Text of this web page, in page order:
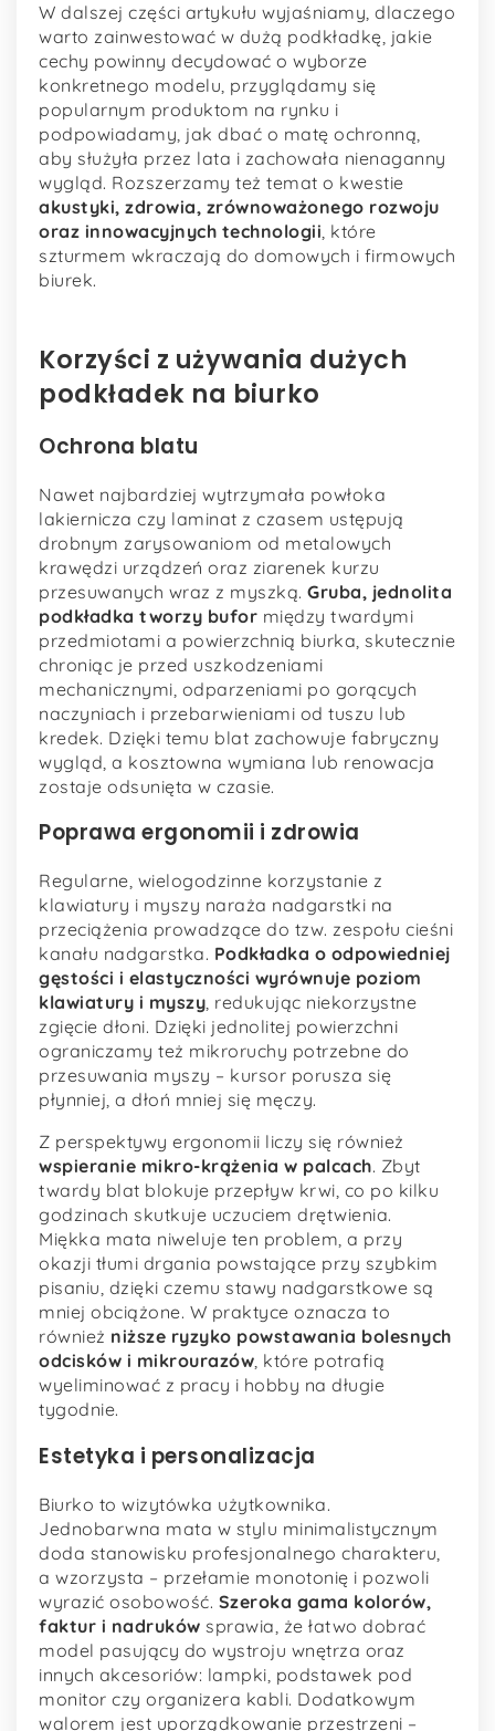
W dalszej części artykułu wyjaśniamy, dlaczego
warto zainwestować w dużą podkładkę, jakie
cechy powinny decydować o wyborze
konkretnego modelu, przyglądamy się
popularnym produktom na rynku i
podpowiadamy, jak dbać o matę ochronną,
aby służyła przez lata i zachowała nienaganny
wygląd. Rozszerzamy też temat o kwestie
akustyki, zdrowia, zrównoważonego rozwoju
oraz innowacyjnych technologii, które
szturmem wkraczają do domowych i firmowych
biurek.
Korzyści z używania dużych
podkładek na biurko
Ochrona blatu
Nawet najbardziej wytrzymała powłoka
lakiernicza czy laminat z czasem ustępują
drobnym zarysowaniom od metalowych
krawędzi urządzeń oraz ziarenek kurzu
przesuwanych wraz z myszką. Gruba, jednolita
podkładka tworzy bufor między twardymi
przedmiotami a powierzchnią biurka, skutecznie
chroniąc je przed uszkodzeniami
mechanicznymi, odparzeniami po gorących
naczyniach i przebarwieniami od tuszu lub
kredek. Dzięki temu blat zachowuje fabryczny
wygląd, a kosztowna wymiana lub renowacja
zostaje odsunięta w czasie.
Poprawa ergonomii i zdrowia
Regularne, wielogodzinne korzystanie z
klawiatury i myszy naraża nadgarstki na
przeciążenia prowadzące do tzw. zespołu cieśni
kanału nadgarstka. Podkładka o odpowiedniej
gęstości i elastyczności wyrównuje poziom
klawiatury i myszy, redukując niekorzystne
zgięcie dłoni. Dzięki jednolitej powierzchni
ograniczamy też mikroruchy potrzebne do
przesuwania myszy – kursor porusza się
płynniej, a dłoń mniej się męczy.
Z perspektywy ergonomii liczy się również
wspieranie mikro-krążenia w palcach. Zbyt
twardy blat blokuje przepływ krwi, co po kilku
godzinach skutkuje uczuciem drętwienia.
Miękka mata niweluje ten problem, a przy
okazji tłumi drgania powstające przy szybkim
pisaniu, dzięki czemu stawy nadgarstkowe są
mniej obciążone. W praktyce oznacza to
również niższe ryzyko powstawania bolesnych
odcisków i mikrourazów, które potrafią
wyeliminować z pracy i hobby na długie
tygodnie.
Estetyka i personalizacja
Biurko to wizytówka użytkownika.
Jednobarwna mata w stylu minimalistycznym
doda stanowisku profesjonalnego charakteru,
a wzorzysta – przełamie monotonię i pozwoli
wyrazić osobowość. Szeroka gama kolorów,
faktur i nadruków sprawia, że łatwo dobrać
model pasujący do wystroju wnętrza oraz
innych akcesoriów: lampki, podstawek pod
monitor czy organizera kabli. Dodatkowym
walorem jest uporządkowanie przestrzeni –